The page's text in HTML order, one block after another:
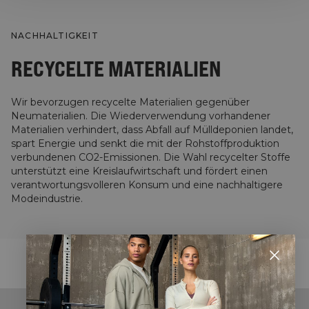
NACHHALTIGKEIT
RECYCELTE MATERIALIEN
Wir bevorzugen recycelte Materialien gegenüber
Neumaterialien. Die Wiederverwendung vorhandener
Materialien verhindert, dass Abfall auf Mülldeponien landet,
spart Energie und senkt die mit der Rohstoffproduktion
verbundenen CO2-Emissionen. Die Wahl recycelter Stoffe
unterstützt eine Kreislaufwirtschaft und fördert einen
verantwortungsvolleren Konsum und eine nachhaltigere
Modeindustrie.
STYLE WITH